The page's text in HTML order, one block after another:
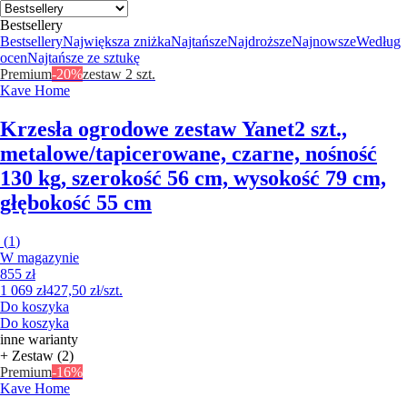
Bestsellery
BestselleryNajwiększa zniżkaNajtańszeNajdroższeNajnowszeWedług
ocenNajtańsze ze sztukę
Premium-20%zestaw 2 szt.
Kave Home
Krzesła ogrodowe zestaw Yanet2 szt.,
metalowe/tapicerowane, czarne, nośność
130 kg, szerokość 56 cm, wysokość 79 cm,
głębokość 55 cm
(1)
W magazynie
855 zł
1 069 zł427,50 zł/szt.
Do koszyka
Do koszyka
inne warianty
+ Zestaw (2)
Premium-16%
Kave Home